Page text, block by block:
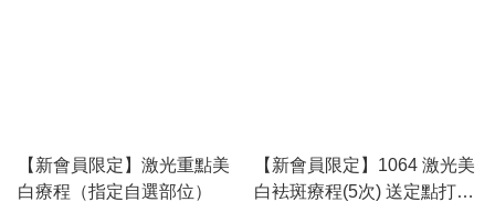
【新會員限定】激光重點美
白療程（指定自選部位）
【新會員限定】1064 激光美
白袪斑療程(5次) 送定點打斑